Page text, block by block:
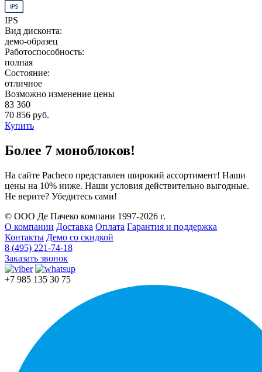
IPS
Вид дисконта:
демо-образец
Работоспособность:
полная
Состояние:
отличное
Возможно изменение цены
83 360
70 856 руб.
Купить
Более 7 моноблоков!
На сайте Pacheco представлен широкий ассортимент! Наши
цены на 10% ниже. Наши условия действительно выгодные.
Не верите? Убедитесь сами!
© ООО Де Пачеко компани 1997-2026 г.
О компании Доставка Оплата Гарантия и поддержка
Контакты Демо со скидкой
8 (495) 221-74-18
Заказать звонок
+7 985 135 30 75